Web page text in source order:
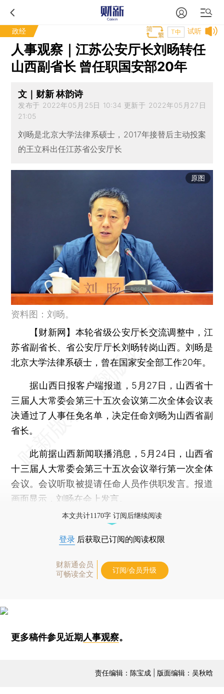
政经 试听
T中
人事观察｜江苏公安厅长刘旸转任
山西副省长 曾任职国安部20年
文｜财新 林韵诗
发布于 2022年05月25日 10:34 更新于 2022年05月27日
21:05
刘旸是北京大学法律系硕士，2017年接替后主动投案
的王立科出任江苏省公安厅长
原图
资料图：刘旸。
【财新网】 本轮省级公安厅长交流调整中，江
苏省副省长、省公安厅厅长刘旸转岗山西。刘旸是
北京大学法律系硕士，曾在国家安全部工作20年。
据山西日报客户端报道，5月27日，山西省十
三届人大常委会第三十五次会议第二次全体会议表
决通过了人事任免名单，决定任命刘旸为山西省副
省长。
此前据山西新闻联播消息，5月24日，山西省
十三届人大常委会第三十五次会议举行第一次全体
会议。会议听取被提请任命人员作供职发言。报道
画面显示，刘旸在会上发言。
本文共计1170字 订阅后继续阅读
登录 后获取已订阅的阅读权限
财新通会员
可畅读全文
订阅/会员升级
更多稿件参见近期人事观察。
责任编辑：陈宝成 | 版面编辑：吴秋晗